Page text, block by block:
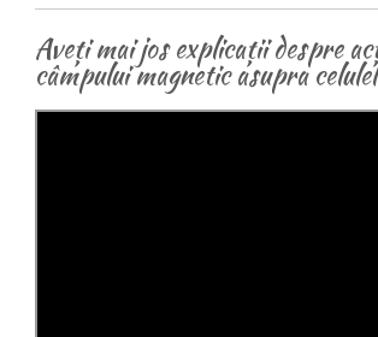
Aveți mai jos explicații despre
câmpului magnetic asupra